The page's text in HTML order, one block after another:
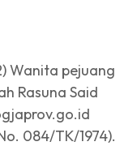
Wanita pejuang
Rasuna Said
084/TK/1974).